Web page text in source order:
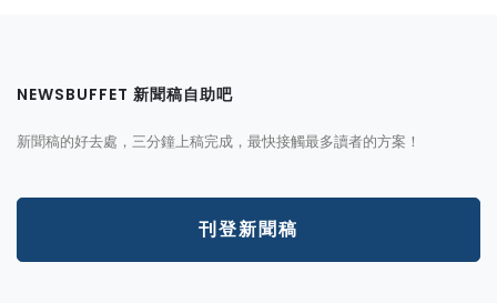
NEWSBUFFET 新聞稿自助吧
新聞稿的好去處，三分鐘上稿完成，最快接觸最多讀者的方案！
刊登新聞稿